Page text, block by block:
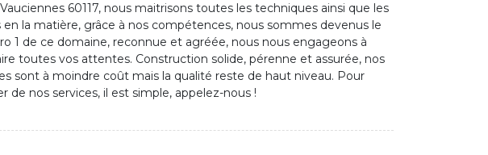
60117, nous maitrisons toutes les techniques ainsi que les
en la matière, grâce à nos compétences, nous sommes devenus le
1 de ce domaine, reconnue et agréée, nous nous engageons à
toutes vos attentes. Construction solide, pérenne et assurée, nos
sont à moindre coût mais la qualité reste de haut niveau. Pour
de nos services, il est simple, appelez-nous !